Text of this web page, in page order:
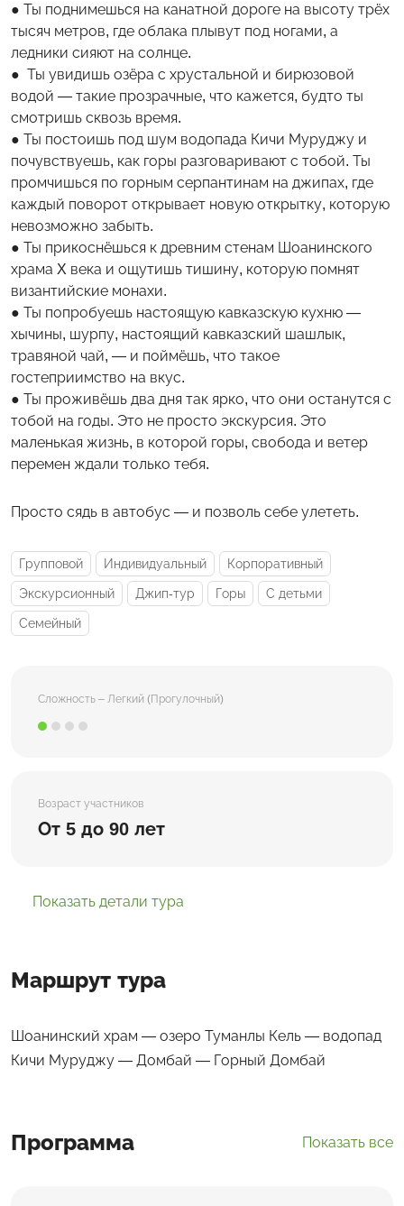
Ты поднимешься на канатной дороге на высоту трёх
тысяч метров, где облака плывут под ногами, а
ледники сияют на солнце.
Ты увидишь озёра с хрустальной и бирюзовой
водой — такие прозрачные, что кажется, будто ты
смотришь сквозь время.
Ты постоишь под шум водопада Кичи Муруджу и
почувствуешь, как горы разговаривают с тобой. Ты
промчишься по горным серпантинам на джипах, где
каждый поворот открывает новую открытку, которую
невозможно забыть.
Ты прикоснёшься к древним стенам Шоанинского
храма X века и ощутишь тишину, которую помнят
византийские монахи.
Ты попробуешь настоящую кавказскую кухню —
хычины, шурпу, настоящий кавказский шашлык,
травяной чай, — и поймёшь, что такое
гостеприимство на вкус.
Ты проживёшь два дня так ярко, что они останутся с
тобой на годы. Это не просто экскурсия. Это
маленькая жизнь, в которой горы, свобода и ветер
перемен ждали только тебя.
Просто сядь в автобус — и позволь себе улететь.
Групповой Индивидуальный Корпоративный
Экскурсионный Джип-тур Горы С детьми
Семейный
Сложность – Легкий (Прогулочный)
Возраст участников
От 5 до 90 лет
Показать детали тура
Маршрут тура
Шоанинский храм — озеро Туманлы Кель — водопад
Кичи Муруджу — Домбай — Горный Домбай
Программа Показать все